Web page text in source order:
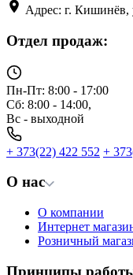
Адрес: г. Кишинёв,
Отдел продаж:
Пн-Пт: 8:00 - 17:00
Сб: 8:00 - 14:00,
Вс - выходной
+ 373(22) 422 552 +
О нас
О компании
Интернет
Розничный
Принципы